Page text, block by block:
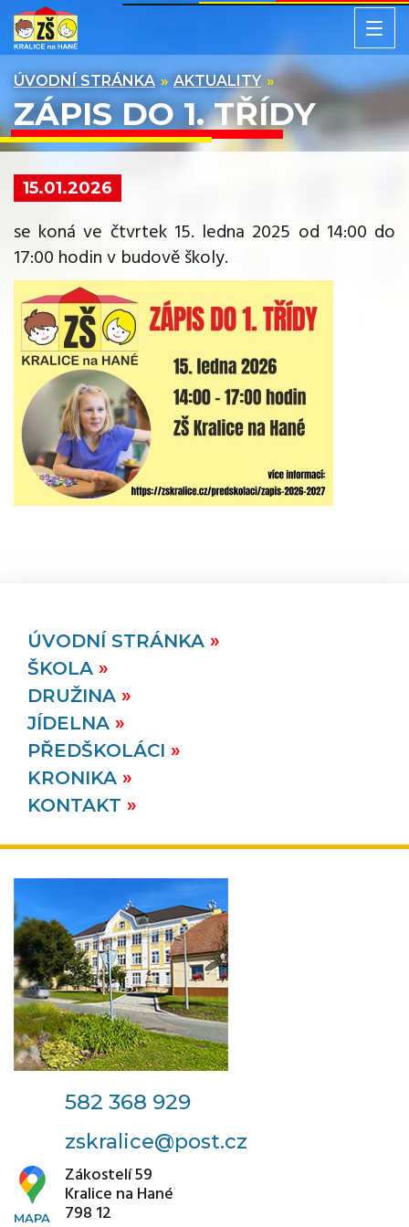
ÚVODNÍ STRÁNKA AKTUALITY
ZÁPIS DO 1. TŘÍDY
15.01.2026
se koná ve čtvrtek 15. ledna 2025 od 14:00 do
17:00 hodin v budově školy.
ÚVODNÍ STRÁNKA
ŠKOLA
DRUŽINA
JÍDELNA
PŘEDŠKOLÁCI
KRONIKA
KONTAKT
582 368 929
zskralice@post.cz
Zákostelí 59
Kralice na Hané
798 12